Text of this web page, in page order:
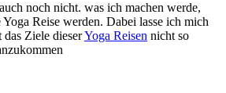
noch nicht. was ich machen werde,
Reise werden. Dabei lasse ich mich
das Ziele dieserYoga Reisen nicht so